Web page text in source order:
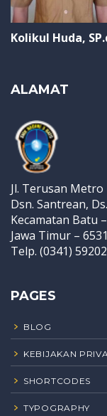
Kolikul Huda,
ALAMAT
Jl. Terusan Metro
Dsn. Santrean,
Kecamatan Batu
Jawa Timur –
Telp. (0341)
PAGES
BLOG
KEBIJAKAN
SHORTCODES
TYPOGRAPHY